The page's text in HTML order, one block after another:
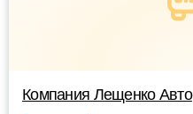
Компания Лещенко Авто